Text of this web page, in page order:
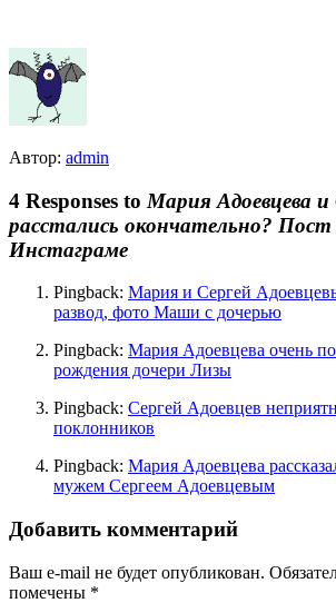
Автор: admin
4 Responses to Мария Адоевцева
расстались окончательно?
Инстаграме
Pingback: Мария и Сергей
развод, фото Маши с дочерью
Pingback: Мария Адоевцева очень
рождения дочери Лизы
Pingback: Сергей Адоевцев
поклонников
Pingback: Мария Адоевцева
мужем Сергеем Адоевцевым
Добавить комментарий
Ваш e-mail не будет опубликован.
помечены *